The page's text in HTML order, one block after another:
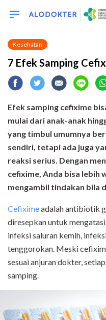
Kesehatan
7 Efek Samping
Efek samping cefixime
mulai dari anak-anak
yang timbul umumnya
sendiri, tetapi ada juga
reaksi serius. Dengan
cefixime, Anda bisa lebih
mengambil tindakan bila
Cefiximeadalah antibiotik
diresepkan untuk
infeksi saluran kemih,
tenggorokan. Meski
sesuai anjuran dokter,
samping.